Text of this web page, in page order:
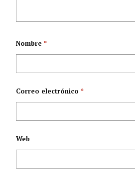
Nombre*
Correo electrónico*
Web